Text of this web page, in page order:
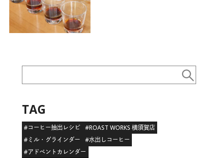
TAG
#コーヒー抽出レシピ #ROAST WORKS 横須賀店
#ミル・グラインダー
#水出しコーヒー
#アドベントカレンダー